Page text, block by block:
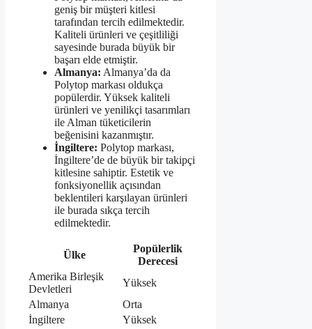
geniş bir müşteri kitlesi
tarafından tercih edilmektedir.
Kaliteli ürünleri ve çeşitliliği
sayesinde burada büyük bir
başarı elde etmiştir.
Almanya: Almanya’da da
Polytop markası oldukça
popülerdir. Yüksek kaliteli
ürünleri ve yenilikçi tasarımları
ile Alman tüketicilerin
beğenisini kazanmıştır.
İngiltere: Polytop markası,
İngiltere’de de büyük bir takipçi
kitlesine sahiptir. Estetik ve
fonksiyonellik açısından
beklentileri karşılayan ürünleri
ile burada sıkça tercih
edilmektedir.
Ülke
Popülerlik
Derecesi
Amerika Birleşik
Devletleri
Yüksek
Almanya
Orta
İngiltere
Yüksek